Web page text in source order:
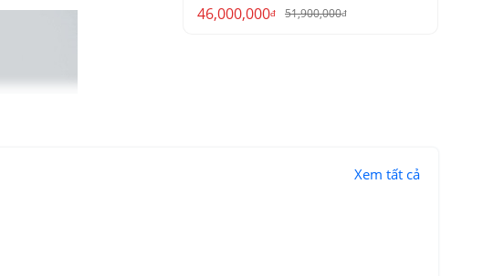
46,000,000đ 51,900,000đ
Xem tất cả